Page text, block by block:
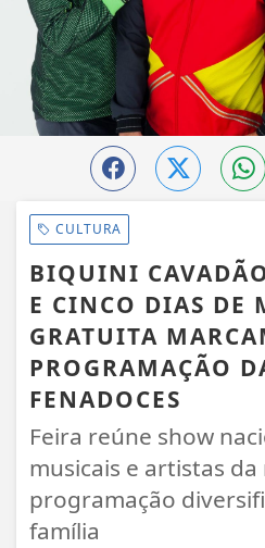
CULTURA
BIQUINI
E CINCO DIAS DE
GRATUITA
PROGRAMAÇÃO
FENADOCES
Feira reúne show
musicais e artistas
programação
família